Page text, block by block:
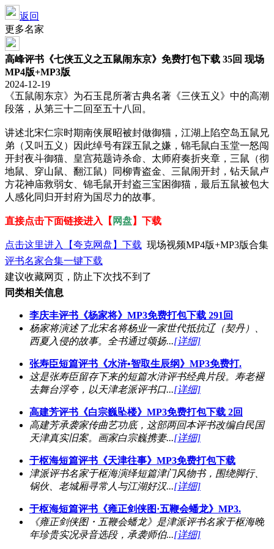
返回
更多名家
高峰评书《七侠五义之五鼠闹东京》免费打包下载 35回 现场
MP4版+MP3版
2024-12-19
《五鼠闹东京》为石玉昆所著古典名著《三侠五义》中的高潮
段落，从第三十二回至五十八回。
讲述北宋仁宗时期南侠展昭被封做御猫，江湖上陷空岛五鼠兄
弟（又叫五义）因此绰号有踩五鼠之嫌，锦毛鼠白玉堂一怒闯
开封夜斗御猫、皇宫苑题诗杀命、太师府奏折夹章，三鼠（彻
地鼠、穿山鼠、翻江鼠）同柳青盗金、三鼠闹开封，钻天鼠卢
方花神庙救弱女、锦毛鼠开封盗三宝困御猫，最后五鼠被包大
人感化同归开封府为国尽力的故事。
直接点击下面链接进入【 网盘】下载
点击这里进入【夸克网盘】下载 现场视频MP4版+MP3版合集
评书名家合集一键下载
建议收藏网页，防止下次找不到了
同类相关信息
李庆丰评书《杨家将》MP3免费打包下载 291回
杨家将演述了北宋名将杨业一家世代抵抗辽（契丹）、
西夏入侵的故事。全书通过颂扬...[详细]
张寿臣短篇评书《水浒•智取生辰纲》MP3免费打.
这是张寿臣留存下来的短篇水浒评书经典片段。寿老褪
去舞台浮夸，以天津老派评书口...[详细]
高建芳评书《白宗巍坠楼》MP3免费打包下载 2回
高建芳承袭家传曲艺功底，这部两回本评书改编自民国
天津真实旧案。画家白宗巍携妻...[详细]
于枢海短篇评书《天津往事》MP3免费打包下载
津派评书名家于枢海演绎短篇津门风物书，围绕脚行、
锅伙、老城厢寻常人与江湖好汉...[详细]
于枢海短篇评书《雍正剑侠图·五鞭会蟠龙》MP3.
《雍正剑侠图・五鞭会蟠龙》是津派评书名家于枢海晚
年珍贵实况录音选段，承袭师伯...[详细]